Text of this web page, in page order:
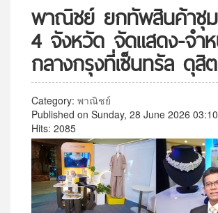
พาณิชย์ ยกทัพสินค้าชุ
4 จังหวัด จัดแสดง-จำ
กลางกรุงที่เซ็นทรัล ดุสิต
Category: พาณิชย์
Published on Sunday, 28 June 2026 03:10
Hits: 2085